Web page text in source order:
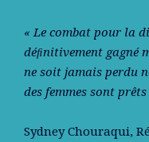
« Le combat pour la
déﬁnitivement gagné
ne soit jamais perdu
des femmes sont prêts
Sydney Chouraqui,